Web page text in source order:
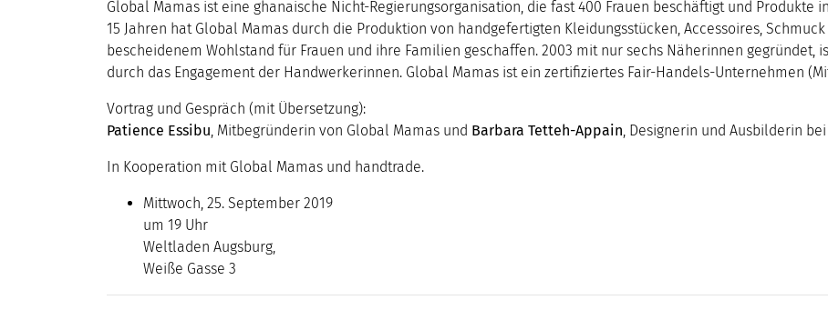
Global Mamas ist eine ghanaische Nicht-Regierungsorganisation, die fast 400 Frauen beschäftigt und Produkte
15 Jahren hat Global Mamas durch die Produktion von handgefertigten Kleidungsstücken, Accessoires,
bescheidenem Wohlstand für Frauen und ihre Familien geschaffen. 2003 mit nur sechs Näherinnen gegründet,
durch das Engagement der Handwerkerinnen. Global Mamas ist ein zertifiziertes Fair-Handels-Unternehmen
Vortrag und Gespräch (mit Übersetzung):
Patience Essibu, Mitbegründerin von Global Mamas und Barbara Tetteh-Appain, Designerin und Ausbilderin
In Kooperation mit Global Mamas und handtrade.
Mittwoch, 25. September 2019
um 19 Uhr
Weltladen Augsburg,
Weiße Gasse 3